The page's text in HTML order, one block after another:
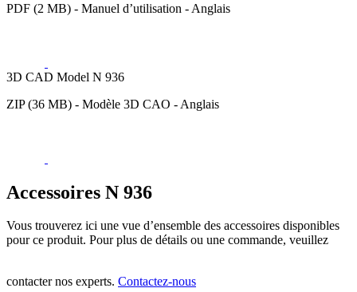
PDF (2 MB) - Manuel d’utilisation - Anglais
3D CAD Model N 936
ZIP (36 MB) - Modèle 3D CAO - Anglais
Accessoires N 936
Vous trouverez ici une vue d’ensemble des accessoires disponibles
pour ce produit. Pour plus de détails ou une commande, veuillez
contacter nos experts. Contactez-nous